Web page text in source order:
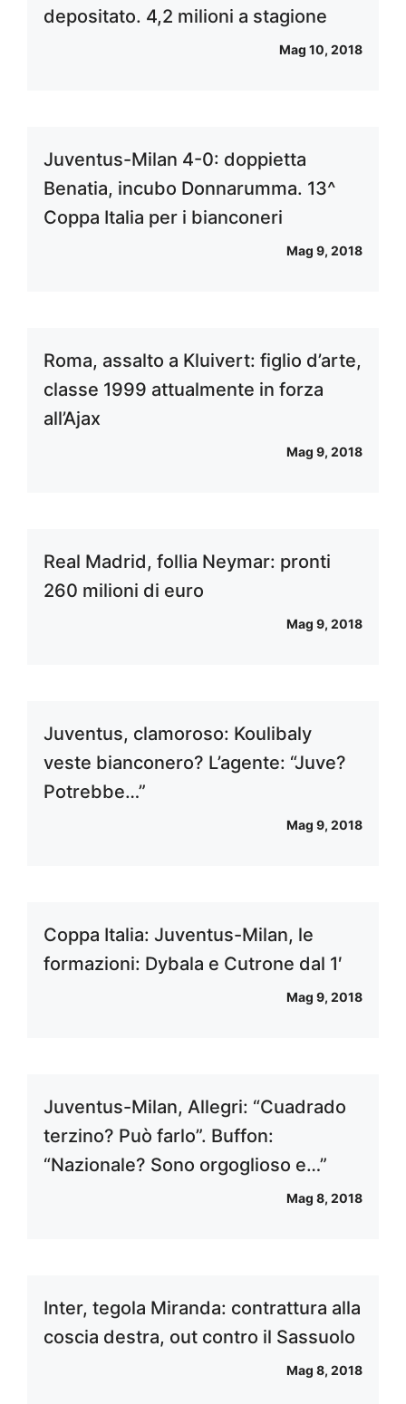
depositato. 4,2 milioni a stagione
Mag 10, 2018
Juventus-Milan 4-0: doppietta
Benatia, incubo Donnarumma. 13^
Coppa Italia per i bianconeri
Mag 9, 2018
Roma, assalto a Kluivert: figlio d’arte,
classe 1999 attualmente in forza
all’Ajax
Mag 9, 2018
Real Madrid, follia Neymar: pronti
260 milioni di euro
Mag 9, 2018
Juventus, clamoroso: Koulibaly
veste bianconero? L’agente: “Juve?
Potrebbe…”
Mag 9, 2018
Coppa Italia: Juventus-Milan, le
formazioni: Dybala e Cutrone dal 1′
Mag 9, 2018
Juventus-Milan, Allegri: “Cuadrado
terzino? Può farlo”. Buffon:
“Nazionale? Sono orgoglioso e…”
Mag 8, 2018
Inter, tegola Miranda: contrattura alla
coscia destra, out contro il Sassuolo
Mag 8, 2018